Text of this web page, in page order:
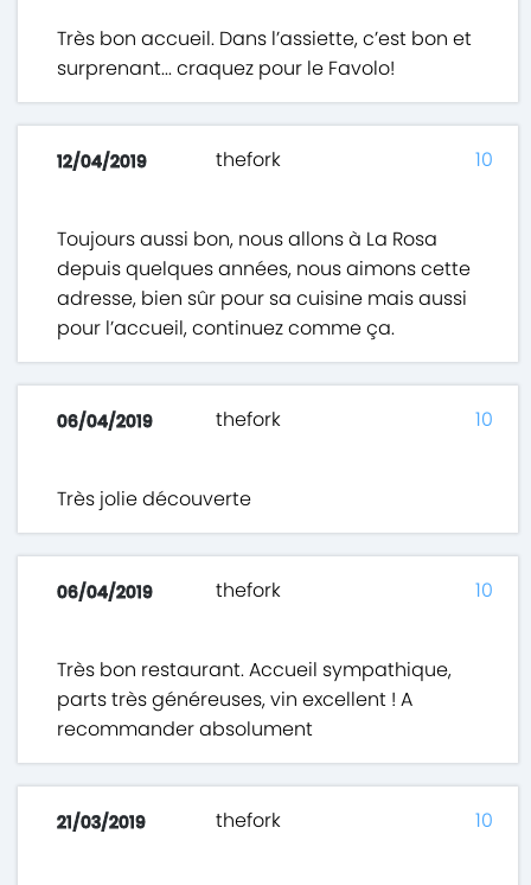
Très bon accueil. Dans l’assiette, c’est bon et
surprenant... craquez pour le Favolo!
12/04/2019 thefork
Toujours aussi bon, nous allons à La Rosa
depuis quelques années, nous aimons cette
adresse, bien sûr pour sa cuisine mais aussi
pour l’accueil, continuez comme ça.
10
06/04/2019 thefork
Très jolie découverte
10
06/04/2019 thefork
Très bon restaurant. Accueil sympathique,
parts très généreuses, vin excellent ! A
recommander absolument
10
21/03/2019 thefork 10